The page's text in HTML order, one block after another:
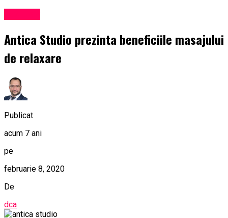
Antica Studio prezinta beneficiile masajului
de relaxare
Publicat
acum 7 ani
pe
februarie 8, 2020
De
dca